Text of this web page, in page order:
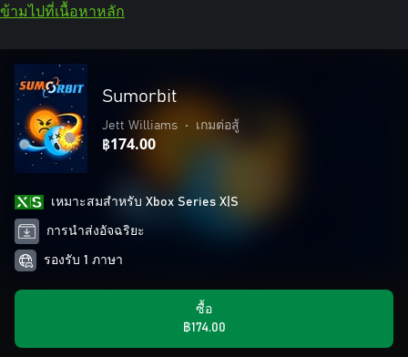
ข้ามไปที่เนื้อหาหลัก
Sumorbit
Jett Williams • เกมต่อสู้
฿174.00
เหมาะสมสําหรับ Xbox Series X|S
การนำส่งอัจฉริยะ
รองรับ 1 ภาษา
ซื้อ
฿174.00